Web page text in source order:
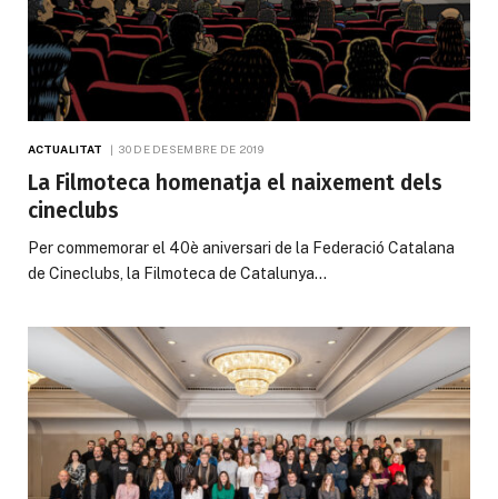
ACTUALITAT 30 DE DESEMBRE DE 2019
La Filmoteca homenatja el naixement dels
cineclubs
Per commemorar el 40è aniversari de la Federació Catalana
de Cineclubs, la Filmoteca de Catalunya…